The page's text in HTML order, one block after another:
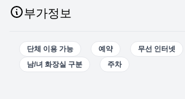
부가정보
단체 이용 가능 예약
무선 인터넷
남/녀 화장실 구분
주차